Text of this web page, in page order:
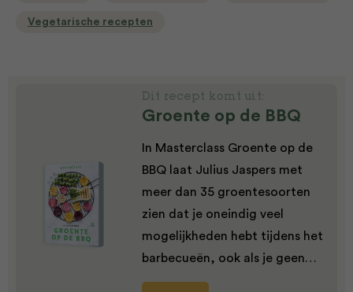
Vegetarische recepten
Dit recept komt uit:
Groente op de BBQ
In Masterclass Groente op de
BBQ laat Julius Jaspers met
meer dan 35 groentesoorten
zien dat je oneindig veel
mogelijkheden hebt tijdens het
barbecueën, ook als je geen…